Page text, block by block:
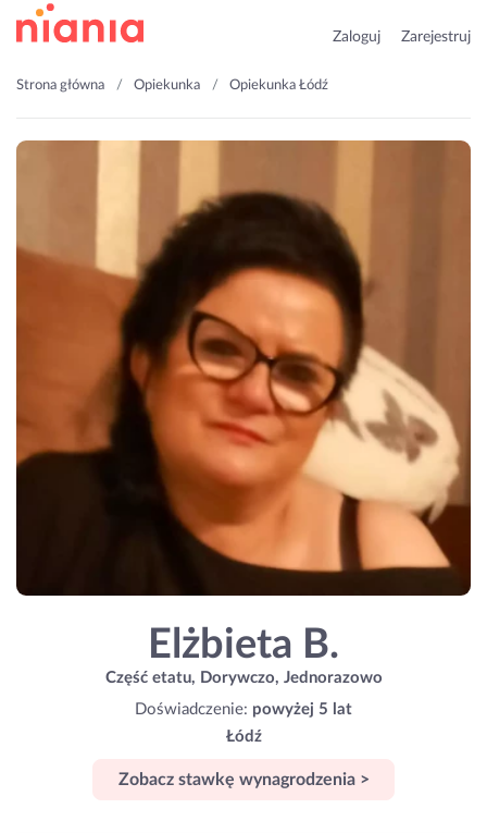
Zaloguj Zarejestruj
Strona główna Opiekunka Opiekunka Łódź
Elżbieta B.
Część etatu, Dorywczo, Jednorazowo
Doświadczenie: powyżej 5 lat
Łódź
Zobacz stawkę wynagrodzenia >